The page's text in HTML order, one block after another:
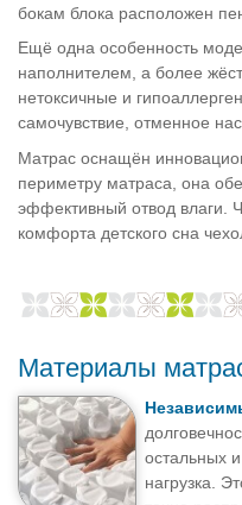
бокам блока расположен
Ещё одна особенность
наполнителем, а более
нетоксичные и
самочувствие, отменное
Матрас оснащён
периметру матраса, она
эффективный отвод влаги.
комфорта детского сна
Материалы
остальных
нагрузка.